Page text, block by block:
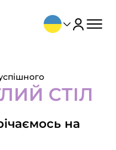
СТІЛ
на